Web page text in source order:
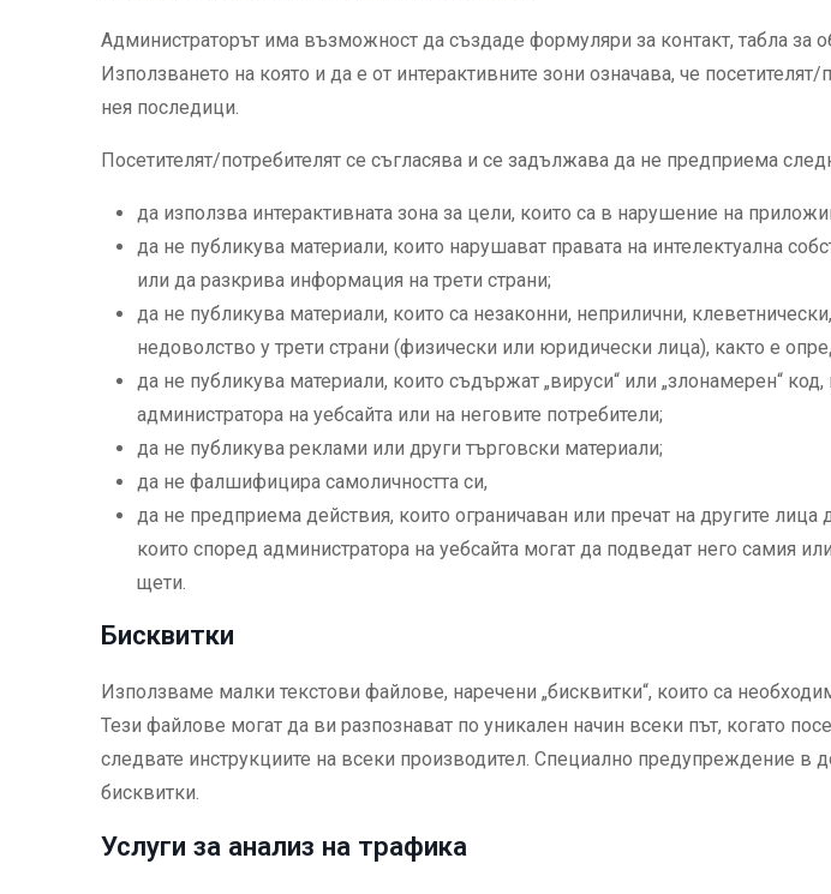
Администраторът има възможност да създаде формуляри за контакт, табла за
Използването на която и да е от интерактивните зони означава, че
нея последици.
Посетителят/потребителят се съгласява и се задължава да не предприема
да използва интерактивната зона за цели, които са в нарушение на
да не публикува материали, които нарушават правата на интелектуална
или да разкрива информация на трети страни;
да не публикува материали, които са незаконни, неприлични,
недоволство у трети страни (физически или юридически лица), както е
да не публикува материали, които съдържат „вируси“ или „злонамерен“
администратора на уебсайта или на неговите потребители;
да не публикува реклами или други търговски материали;
да не фалшифицира самоличността си,
да не предприема действия, които ограничаван или пречат на другите
които според администратора на уебсайта могат да подведат него самия
щети.
Бисквитки
Използваме малки текстови файлове, наречени „бисквитки“, които са
Тези файлове могат да ви разпознават по уникален начин всеки път, когато
следвате инструкциите на всеки производител. Специално предупреждение в
бисквитки.
Услуги за анализ на трафика